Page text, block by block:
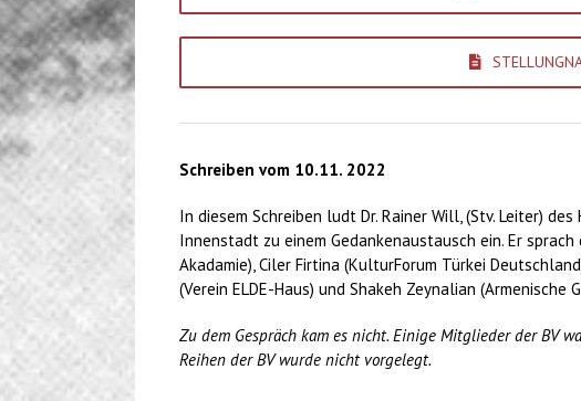
Schreiben vom 10.11. 2022
In diesem Schreiben ludt Dr. Rainer Will, (Stv. Leiter)
Innenstadt zu einem Gedankenaustausch ein. Er
Akadamie), Ciler Firtina (KulturForum Türkei
(Verein ELDE-Haus) und Shakeh Zeynalian
Zu dem Gespräch kam es nicht. Einige Mitglieder der BV
Reihen der BV wurde nicht vorgelegt.